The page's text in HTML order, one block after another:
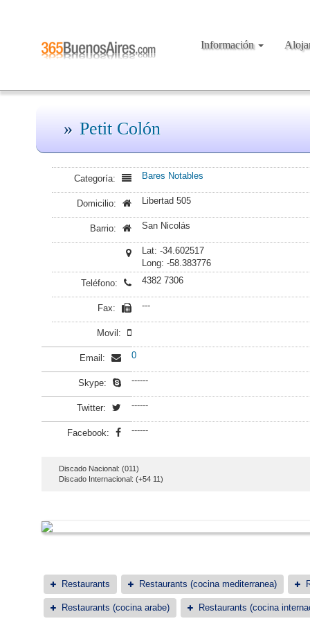
Información
Petit Colón
Categoría: Bares Notables
Domicilio: Libertad 505
Barrio: San Nicolás
Lat: -34.602517
Long: -58.383776
Teléfono:
4382 7306
Fax: ---
Movil:
Email: 0
Skype: ------
Twitter: ------
Facebook: ------
Discado Nacional: (011)
Discado Internacional: (+54 11)
Restaurants Restaurants (cocina mediterranea)
Restaurants (cocina arabe) Restaurants (cocina